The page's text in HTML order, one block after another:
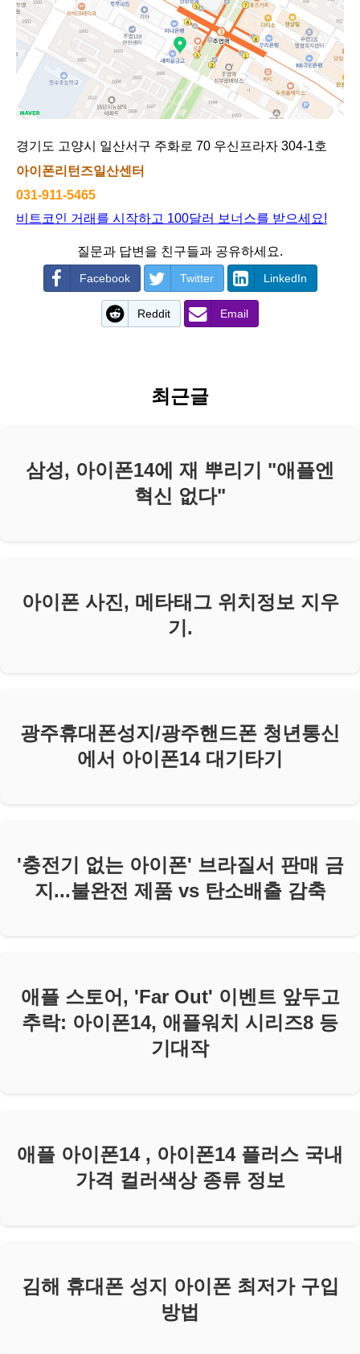
경기도 고양시 일산서구 주화로 70 우신프라자 304-1호
아이폰리턴즈일산센터
031-911-5465
비트코인 거래를 시작하고 100달러 보너스를 받으세요!
질문과 답변을 친구들과 공유하세요.
Facebook Twitter LinkedIn
Reddit Email
최근글
삼성, 아이폰14에 재 뿌리기 "애플엔
혁신 없다"
아이폰 사진, 메타태그 위치정보 지우
기.
광주휴대폰성지/광주핸드폰 청년통신
에서 아이폰14 대기타기
'충전기 없는 아이폰' 브라질서 판매 금
지...불완전 제품 vs 탄소배출 감축
애플 스토어, 'Far Out' 이벤트 앞두고
추락: 아이폰14, 애플워치 시리즈8 등
기대작
애플 아이폰14 , 아이폰14 플러스 국내
가격 컬러색상 종류 정보
김해 휴대폰 성지 아이폰 최저가 구입
방법